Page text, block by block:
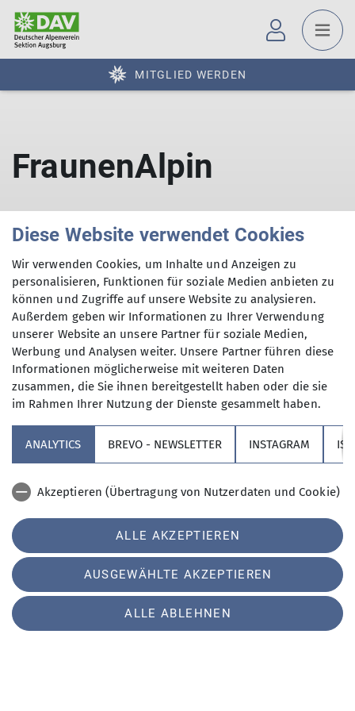
MITGLIED WERDEN
FraunenAlpin
Sektion
Partner
Peutingerstr. 24
Telefon +49821516780
Datenschutz-Einstellungen
Datenschutz
Impressum
Erklärung zur Barrierefreiheit
Diese Website verwendet Cookies
Wir verwenden Cookies, um Inhalte und Anzeigen zu
personalisieren, Funktionen für soziale Medien anbieten zu
können und Zugriffe auf unsere Website zu analysieren.
Außerdem geben wir Informationen zu Ihrer Verwendung
unserer Website an unsere Partner für soziale Medien,
Werbung und Analysen weiter. Unsere Partner führen diese
Informationen möglicherweise mit weiteren Daten
zusammen, die Sie ihnen bereitgestellt haben oder die sie
im Rahmen Ihrer Nutzung der Dienste gesammelt haben.
ANALYTICS BREVO - NEWSLETTER INSTAGRAM
Akzeptieren (Übertragung von Nutzerdaten und Cookie)
Cookie Beschreibung
Verwendete Cookies
ALLE AKZEPTIEREN
AUSGEWÄHLTE AKZEPTIEREN
ALLE ABLEHNEN